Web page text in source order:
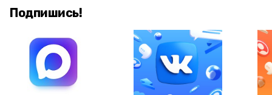
Подпишись!